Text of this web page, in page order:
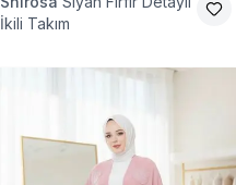
İkili Takım